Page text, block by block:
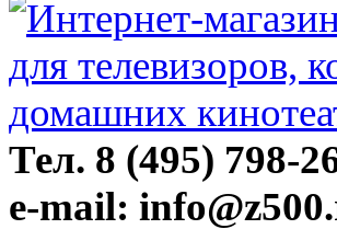
Тел. 8 (495) 798-
e-mail: